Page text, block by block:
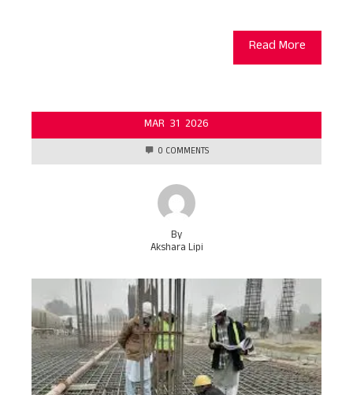
Read More
MAR 31 2026
0 COMMENTS
By
Akshara Lipi